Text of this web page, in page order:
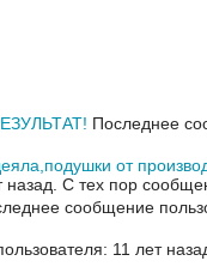
Последнее
от
С тех пор
сообщение
11 лет